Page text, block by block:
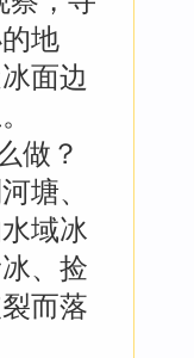
地
面边
做？
塘、
域冰
、捡
而落